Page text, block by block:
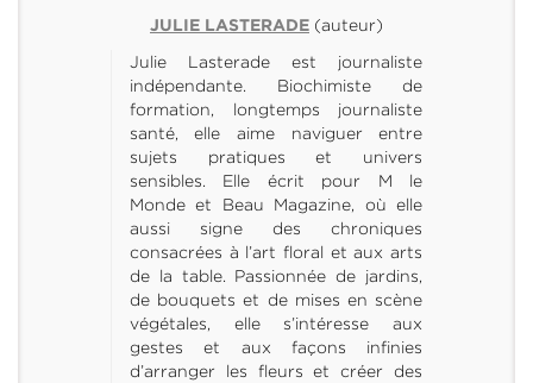
JULIE LASTERADE (auteur)
Julie Lasterade est journaliste
indépendante. Biochimiste de
formation, longtemps journaliste
santé, elle aime naviguer entre
sujets pratiques et univers
sensibles. Elle écrit pour M le
Monde et Beau Magazine, où elle
aussi signe des chroniques
consacrées à l’art floral et aux arts
de la table. Passionnée de jardins,
de bouquets et de mises en scène
végétales, elle s’intéresse aux
gestes et aux façons infinies
d’arranger les fleurs et créer des